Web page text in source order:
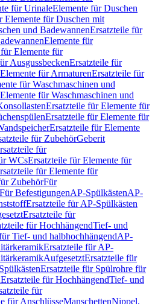
für UrinaleElemente für Duschen
Elemente für Duschen mit
und BadewannenErsatzteile für
Elemente für
Elemente für
AusgussbeckenErsatzteile für
Elemente für ArmaturenErsatzteile für
für Waschmaschinen und
für Waschmaschinen und
Ersatzteile für Elemente für
Ersatzteile für Elemente für
Ersatzteile für Elemente
für ZubehörGeberit
für
WCsErsatzteile für Elemente für
für Elemente für
ZubehörFür
BefestigungenAP-SpülkästenAP-
Ersatzteile für AP-Spülkästen
Ersatzteile für
für HochhängendTief- und
Tief- und halbhochhängendAP-
Ersatzteile für AP-
AufgesetztErsatzteile für
Ersatzteile für Spülrohre für
Ersatzteile für HochhängendTief- und
für
für AnschlüsseManschettenNippel,